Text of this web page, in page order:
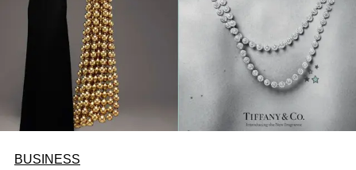
BUSINESS